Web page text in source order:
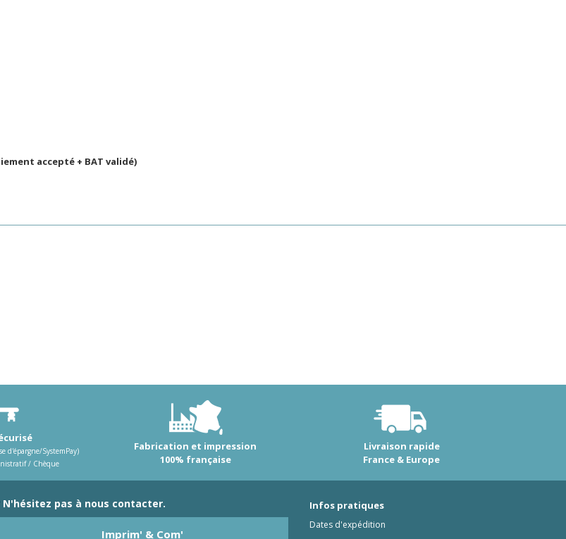
accepté + BAT validé)
d'épargne/SystemPay)
/ Chèque
Fabrication et impression
100% française
Livraison rapide
France & Europe
N'hésitez pas à nous contacter.
Imprim' & Com'
Infos pratiques
Dates d'expédition